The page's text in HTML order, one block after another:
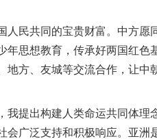
民共同的宝贵财富。中方愿
年思想教育，传承好两国红色
地方、友城等交流合作，让中
提出构建人类命运共同体理
会广泛支持和积极响应。亚洲